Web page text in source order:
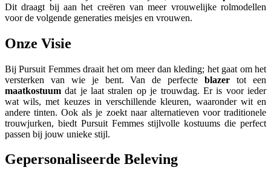
Dit draagt bij aan het creëren van meer vrouwelijke rolmodellen
voor de volgende generaties meisjes en vrouwen.
Onze Visie
Bij Pursuit Femmes draait het om meer dan kleding; het gaat om het
versterken van wie je bent. Van de perfecteblazer tot een
maatkostuum dat je laat stralen op je trouwdag. Er is voor ieder
wat wils, met keuzes in verschillende kleuren, waaronder wit en
andere tinten. Ook als je zoekt naar alternatieven voor traditionele
trouwjurken, biedt Pursuit Femmes stijlvolle kostuums die perfect
passen bij jouw unieke stijl.
Gepersonaliseerde Beleving